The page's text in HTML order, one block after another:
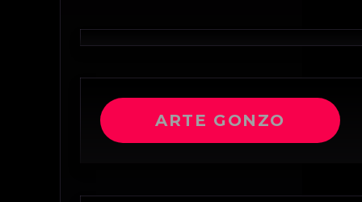
ARTE GONZO